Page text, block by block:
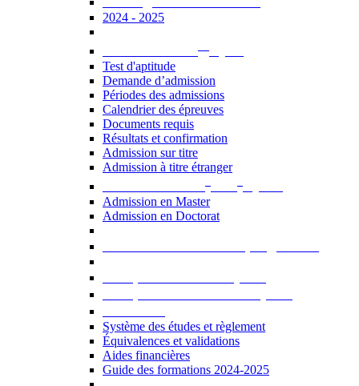
2024 - 2025
Test d'aptitude
Demande d’admission
Périodes des admissions
Calendrier des épreuves
Documents requis
Résultats et confirmation
Admission sur titre
Admission à titre étranger
Admission en Master
Admission en Doctorat
Système des études et règlement
Équivalences et validations
Aides financières
Guide des formations 2024-2025